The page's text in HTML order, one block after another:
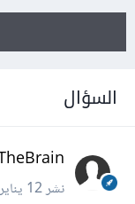
السؤال
TheBrain
نشر12 يناير 2016